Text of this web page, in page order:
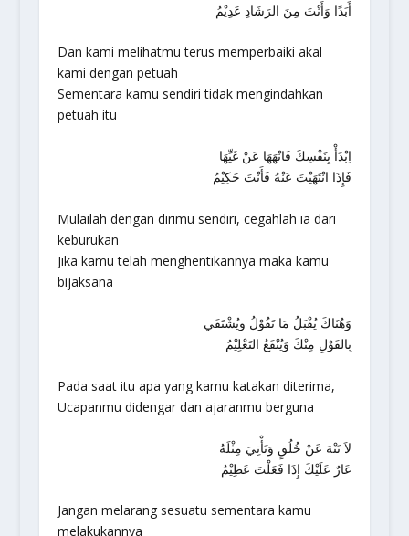
أَبَدًا وَأَنْتَ مِنَ الرَشَادِ عَدِيْمُ
Dan kami melihatmu terus memperbaiki akal
kami dengan petuah
Sementara kamu sendiri tidak mengindahkan
petuah itu
اِبْدَأْ بِنَفْسِكَ فَانْهَهَا عَنْ غَيِّهَا
فَإِذَا انْتَهَيْتَ عَنْهُ فَأَنْتَ حَكِيْمُ
Mulailah dengan dirimu sendiri, cegahlah ia dari
keburukan
Jika kamu telah menghentikannya maka kamu
bijaksana
وَهُنَاكَ يُقْبَلُ مَا تَقُوْلُ ويُشْتَفَي
بِالقَوْلِ مِنْكَ وَيُنْفَعُ التَعْلِيْمُ
Pada saat itu apa yang kamu katakan diterima,
Ucapanmu didengar dan ajaranmu berguna
لاَ تَنْهَ عَنْ خُلُقٍ وَتَأْتِيَ مِثْلَهُ
عَارٌ عَلَيْكَ إِذَا فَعَلْتَ عَظِيْمُ
Jangan melarang sesuatu sementara kamu
melakukannya